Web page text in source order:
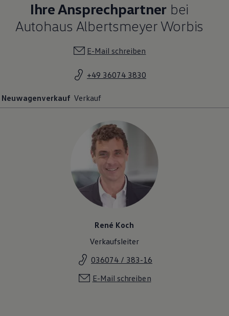
Ihre Ansprechpartner bei
Autohaus Albertsmeyer Worbis
E-Mail schreiben
+49 36074 3830
Neuwagenverkauf Verkauf
René Koch
Verkaufsleiter
036074 / 383-16
E-Mail schreiben